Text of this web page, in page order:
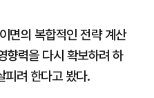
면의 복합적인 전략 계산
향력을 다시 확보하려 하
피려 한다고 봤다.